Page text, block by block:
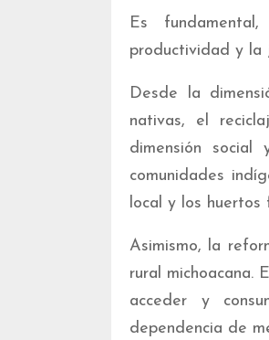
Es
productividad y la
Desde la
nativas, el
dimensión social
comunidades
local y los huertos
Asimismo, la
rural michoacana.
acceder y
dependencia de